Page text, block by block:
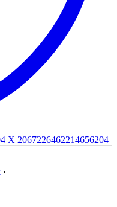
X 2067226462214656204
·